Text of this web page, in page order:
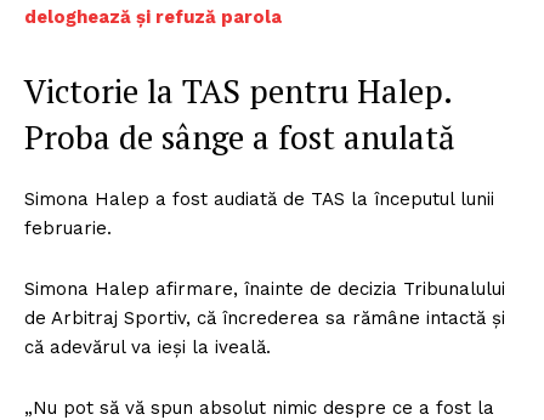
deloghează și refuză parola
Victorie la TAS pentru Halep.
Proba de sânge a fost anulată
Simona Halep a fost audiată de TAS la începutul lunii
februarie.
Simona Halep afirmare, înainte de decizia Tribunalului
de Arbitraj Sportiv, că încrederea sa rămâne intactă și
că adevărul va ieși la iveală.
„Nu pot să vă spun absolut nimic despre ce a fost la